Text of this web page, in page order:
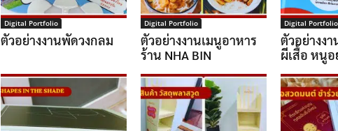
Digital Portfolio
ตัวอย่างงานพัดวงกลม
Digital Portfolio
ตัวอย่างงานเมนูอาหาร
ร้าน NHA BIN
Digital Portfolio
ตัวอย่างง
ผีเสื้อ หนูอ